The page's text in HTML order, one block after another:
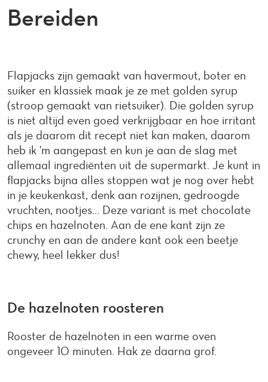
Bereiden
Flapjacks zijn gemaakt van havermout, boter en
suiker en klassiek maak je ze met golden syrup
(stroop gemaakt van rietsuiker). Die golden syrup
is niet altijd even goed verkrijgbaar en hoe irritant
als je daarom dit recept niet kan maken, daarom
heb ik 'm aangepast en kun je aan de slag met
allemaal ingrediënten uit de supermarkt. Je kunt in
flapjacks bijna alles stoppen wat je nog over hebt
in je keukenkast, denk aan rozijnen, gedroogde
vruchten, nootjes... Deze variant is met chocolate
chips en hazelnoten. Aan de ene kant zijn ze
crunchy en aan de andere kant ook een beetje
chewy, heel lekker dus!
De hazelnoten roosteren
Rooster de hazelnoten in een warme oven
ongeveer 10 minuten. Hak ze daarna grof.